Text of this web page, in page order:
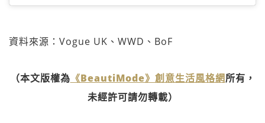
資料來源：Vogue UK、WWD、BoF
（本文版權為 《BeautiMode》創意生活風格網所有，
未經許可請勿轉載）